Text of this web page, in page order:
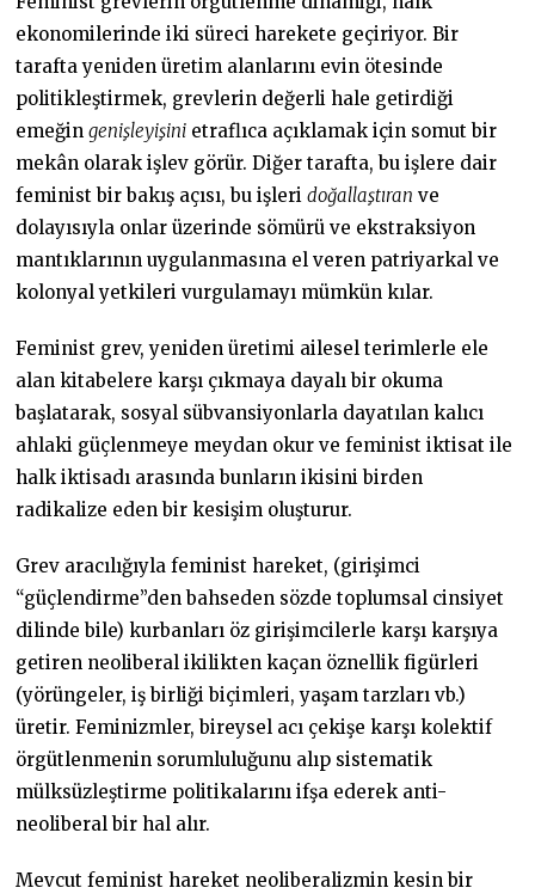
ekonomilerinde iki süreci harekete geçiriyor. Bir
tarafta yeniden üretim alanlarını evin ötesinde
politikleştirmek, grevlerin değerli hale getirdiği
emeğingenişleyişini etraflıca açıklamak için somut bir
mekân olarak işlev görür. Diğer tarafta, bu işlere dair
feminist bir bakış açısı, bu işleridoğallaştıran ve
dolayısıyla onlar üzerinde sömürü ve ekstraksiyon
mantıklarının uygulanmasına el veren patriyarkal ve
kolonyal yetkileri vurgulamayı mümkün kılar.
Feminist grev, yeniden üretimi ailesel terimlerle ele
alan kitabelere karşı çıkmaya dayalı bir okuma
başlatarak, sosyal sübvansiyonlarla dayatılan kalıcı
ahlaki güçlenmeye meydan okur ve feminist iktisat ile
halk iktisadı arasında bunların ikisini birden
radikalize eden bir kesişim oluşturur.
Grev aracılığıyla feminist hareket, (girişimci
“güçlendirme”den bahseden sözde toplumsal cinsiyet
dilinde bile) kurbanları öz girişimcilerle karşı karşıya
getiren neoliberal ikilikten kaçan öznellik figürleri
(yörüngeler, iş birliği biçimleri, yaşam tarzları vb.)
üretir. Feminizmler, bireysel acı çekişe karşı kolektif
örgütlenmenin sorumluluğunu alıp sistematik
mülksüzleştirme politikalarını ifşa ederek anti-
neoliberal bir hal alır.
Mevcut feminist hareket neoliberalizmin kesin bir